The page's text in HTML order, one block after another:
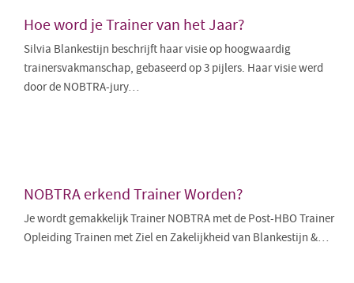
Hoe word je Trainer van het Jaar?
Silvia Blankestijn beschrijft haar visie op hoogwaardig
trainersvakmanschap, gebaseerd op 3 pijlers. Haar visie werd
door de NOBTRA-jury…
NOBTRA erkend Trainer Worden?
Je wordt gemakkelijk Trainer NOBTRA met de Post-HBO Trainer
Opleiding Trainen met Ziel en Zakelijkheid van Blankestijn &…